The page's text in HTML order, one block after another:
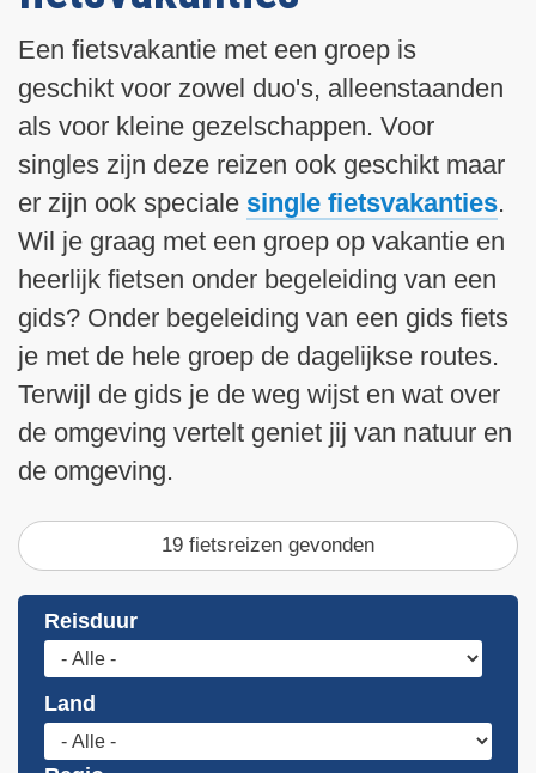
Een fietsvakantie met een groep is
geschikt voor zowel duo's, alleenstaanden
als voor kleine gezelschappen. Voor
singles zijn deze reizen ook geschikt maar
er zijn ook speciale single fietsvakanties.
Wil je graag met een groep op vakantie en
heerlijk fietsen onder begeleiding van een
gids? Onder begeleiding van een gids fiets
je met de hele groep de dagelijkse routes.
Terwijl de gids je de weg wijst en wat over
de omgeving vertelt geniet jij van natuur en
de omgeving.
19 fietsreizen gevonden
Reisduur
Land